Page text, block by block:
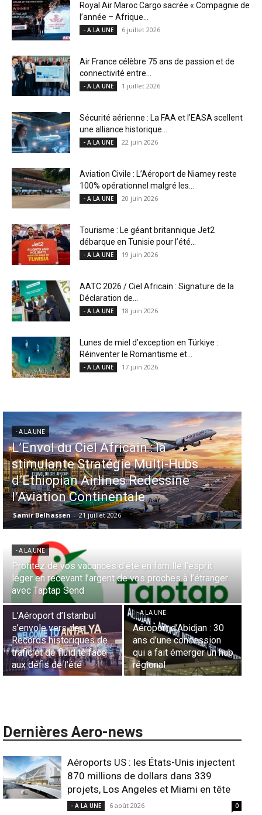
Royal Air Maroc Cargo sacrée « Compagnie de
l’année – Afrique...
- A LA UNE 6 juillet 2026
Air France célèbre 75 ans de passion et de
connectivité entre...
- A LA UNE 1 juillet 2026
Sécurité aérienne : La FAA et l’EASA scellent
une alliance historique...
- A LA UNE 22 juin 2026
Aviation Civile : L’Aéroport de Niamey reste
100% opérationnel malgré les...
- A LA UNE 20 juin 2026
Tourisme : Le géant britannique Jet2
débarque en Tunisie pour l’été...
- A LA UNE 19 juin 2026
AATC 2026 / Ciel Africain : Signature de la
Déclaration de...
- A LA UNE 18 juin 2026
Lunes de miel d’exception en Türkiye :
Réinventer le Romantisme et...
- A LA UNE 17 juin 2026
- A LA UNE
Aéroports US : les États-Unis
injectent 870 millions de dollars
dans 339 projets, Los Angeles et
Miami en tête
Samir Belhassen - 6 août 2026
- A LA UNE
Aérien & Stratégie : Comment Royal Air Maroc fait de
la diaspora européenne le moteur de son hub de
Casablanca
- A LA UNE
Sécurité des frontières
aériennes en Afrique :
L’appel urgent à
l’harmonisation globale
- A LA UNE
Nominations : Sadri
Essid à la tête de la
Représentation d’Air
France en Tunisie et
Lionel Rault aux
commandes de la région
ANSCO
hub
Dernières Aero-news
Aéroports US : les États-Unis injectent
870 millions de dollars dans 339
projets, Los Angeles et Miami en tête
- A LA UNE 6 août 2026 0